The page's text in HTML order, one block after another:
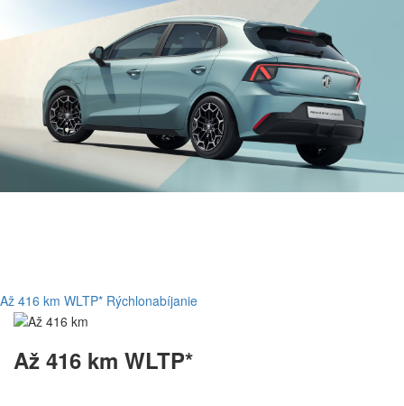
Až 416 km WLTP* Rýchlonabíjanie
Až 416 km WLTP*